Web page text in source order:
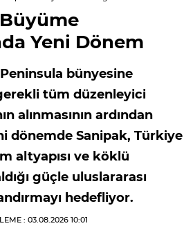
Büyüme
Yeni Dönem
bünyesine
tüm düzenleyici
alınmasının ardından
dönemde Sanipak, Türkiye
altyapısı ve köklü
güçle uluslararası
hedefliyor.
: 03.08.2026 10:01